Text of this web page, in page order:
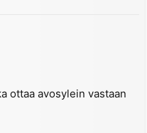
ottaa avosylein vastaan